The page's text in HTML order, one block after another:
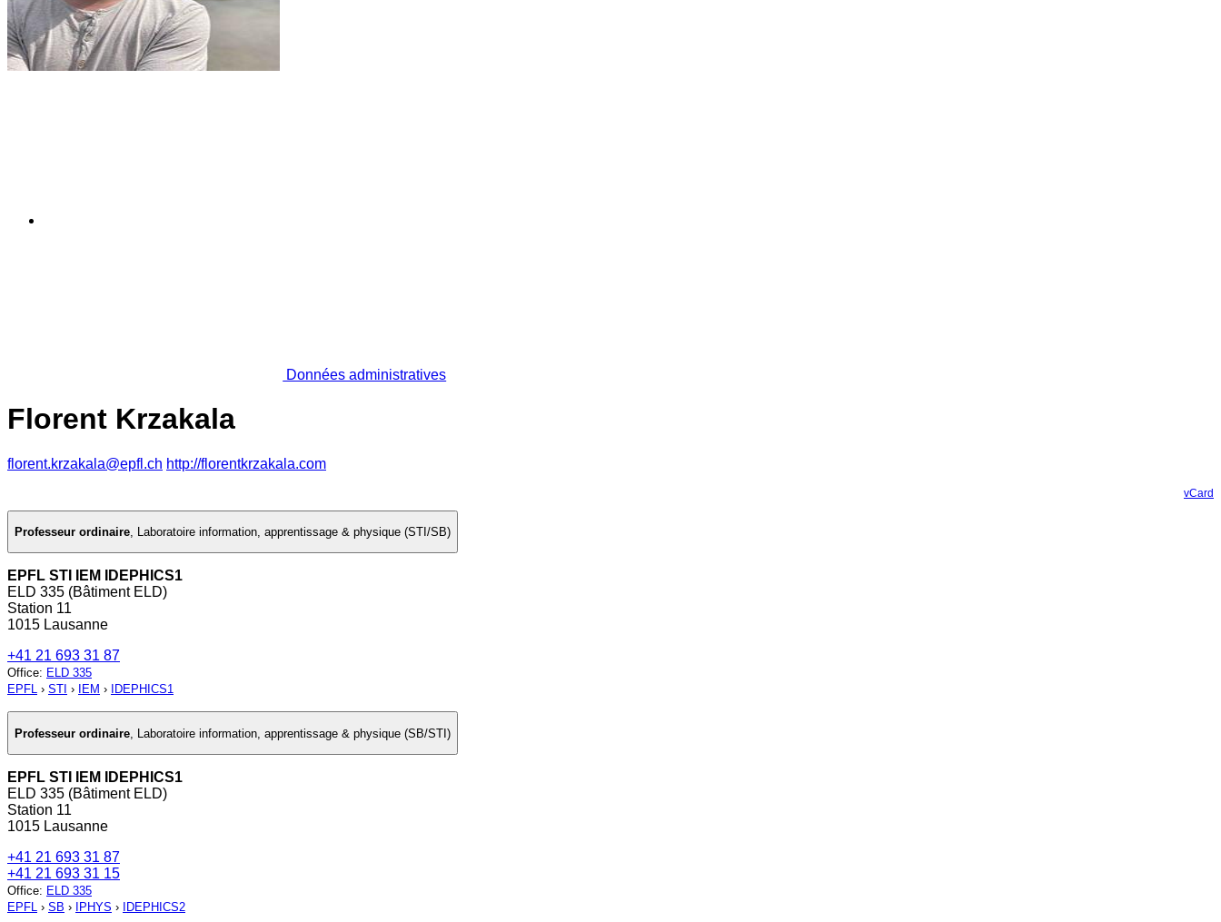
Données administratives
Florent Krzakala
florent.krzakala@epfl.ch http://florentkrzakala.com
vCard
Professeur ordinaire, Laboratoire information, apprentissage & physique (STI/SB)
EPFL STI IEM IDEPHICS1
ELD 335 (Bâtiment ELD)
Station 11
1015 Lausanne
+41 21 693 31 87
Office: ELD 335
EPFL › STI › IEM › IDEPHICS1
Professeur ordinaire Laboratoire information, apprentissage & physique (SB/STI)
EPFL STI IEM IDEPHICS1
ELD 335 (Bâtiment ELD)
Station 11
1015 Lausanne
+41 21 693 31 87
+41 21 693 31 15
Office: ELD 335
EPFL › SB › IPHYS › IDEPHICS2